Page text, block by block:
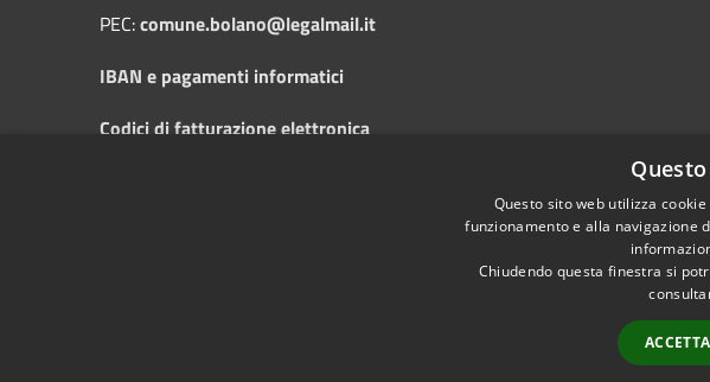
PEC:comune.bolano@legalmail.it
IBAN e pagamenti informatici
Codici di fatturazione elettronica
Questo sito web utilizza
funzionamento e alla navigazione
Chiudendo questa finestra si